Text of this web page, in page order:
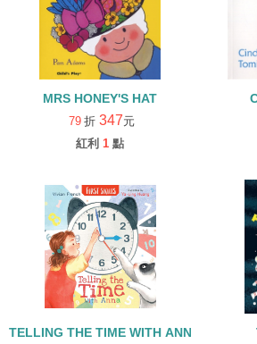
MRS HONEY'S HAT
79 折 347元
紅利 1 點
TELLING THE TIME WITH ANNA: FIRST